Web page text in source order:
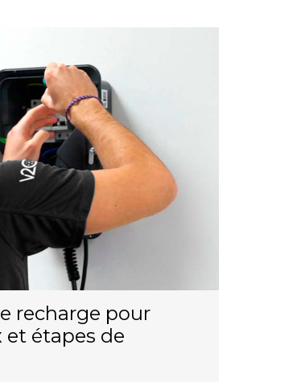
recharge pour
étapes de